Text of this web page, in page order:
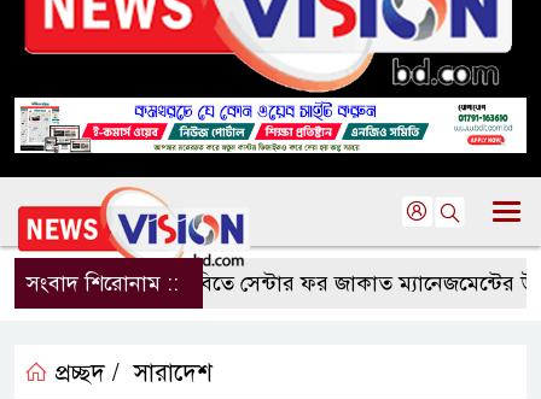
সংবাদ শিরোনাম ::কুবিতে সেন্টার ফর জাকাত ম্যানেজমেন্টের
প্রচ্ছদ / সারাদেশ